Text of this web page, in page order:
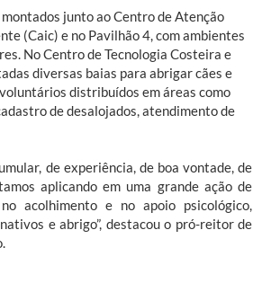
junto ao Centro de Atenção
(Caic) e no Pavilhão 4, com ambientes
No Centro de Tecnologia Costeira e
diversas baias para abrigar cães e
distribuídos em áreas como
de desalojados, atendimento de
de experiência, de boa vontade, de
aplicando em uma grande ação de
acolhimento e no apoio psicológico,
e abrigo”, destacou o pró-reitor de